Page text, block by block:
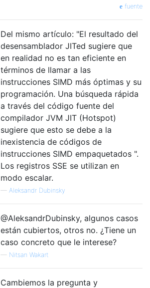
fuente
Del mismo artículo: "El resultado del
desensamblador JITed sugiere que
en realidad no es tan eficiente en
términos de llamar a las
instrucciones SIMD más óptimas y su
programación. Una búsqueda rápida
a través del código fuente del
compilador JVM JIT (Hotspot)
sugiere que esto se debe a la
inexistencia de códigos de
instrucciones SIMD empaquetados ".
Los registros SSE se utilizan en
modo escalar.
— Aleksandr Dubinsky
@AleksandrDubinsky, algunos casos
están cubiertos, otros no. ¿Tiene un
caso concreto que le interese?
— Nitsan Wakart
Cambiemos la pregunta y